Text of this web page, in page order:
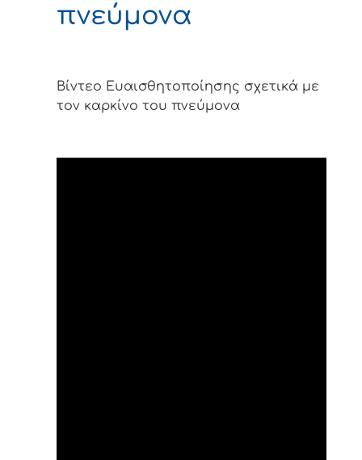
πνεύμονα
Βίντεο Ευαισθητοποίησης σχετικά με
τον καρκίνο του πνεύμονα